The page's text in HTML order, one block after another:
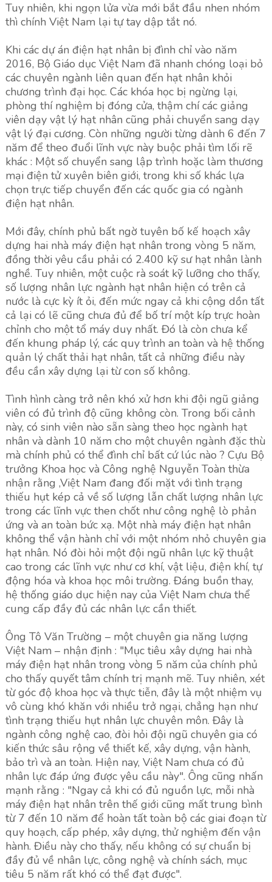
Tuy nhiên, khi ngọn lửa vừa mới bắt đầu nhen nhóm
thì chính Việt Nam lại tự tay dập tắt nó.
Khi các dự án điện hạt nhân bị đình chỉ vào năm
2016, Bộ Giáo dục Việt Nam đã nhanh chóng loại bỏ
các chuyên ngành liên quan đến hạt nhân khỏi
chương trình đại học. Các khóa học bị ngừng lại,
phòng thí nghiệm bị đóng cửa, thậm chí các giảng
viên dạy vật lý hạt nhân cũng phải chuyển sang dạy
vật lý đại cương. Còn những người từng dành 6 đến 7
năm để theo đuổi lĩnh vực này buộc phải tìm lối rẽ
khác : Một số chuyển sang lập trình hoặc làm thương
mại điện tử xuyên biên giới, trong khi số khác lựa
chọn trực tiếp chuyển đến các quốc gia có ngành
điện hạt nhân.
Mới đây, chính phủ bất ngờ tuyên bố kế hoạch xây
dựng hai nhà máy điện hạt nhân trong vòng 5 năm,
đồng thời yêu cầu phải có 2.400 kỹ sư hạt nhân lành
nghề. Tuy nhiên, một cuộc rà soát kỹ lưỡng cho thấy,
số lượng nhân lực ngành hạt nhân hiện có trên cả
nước là cực kỳ ít ỏi, đến mức ngay cả khi cộng dồn tất
cả lại có lẽ cũng chưa đủ để bố trí một kíp trực hoàn
chỉnh cho một tổ máy duy nhất. Đó là còn chưa kể
đến khung pháp lý, các quy trình an toàn và hệ thống
quản lý chất thải hạt nhân, tất cả những điều này
đều cần xây dựng lại từ con số không.
Tình hình càng trở nên khó xử hơn khi đội ngũ giảng
viên có đủ trình độ cũng không còn. Trong bối cảnh
này, có sinh viên nào sẵn sàng theo học ngành hạt
nhân và dành 10 năm cho một chuyên ngành đặc thù
mà chính phủ có thể đình chỉ bất cứ lúc nào ? Cựu Bộ
trưởng Khoa học và Công nghệ Nguyễn Toàn thừa
nhận rằng ,Việt Nam đang đối mặt với tình trạng
thiếu hụt kép cả về số lượng lẫn chất lượng nhân lực
trong các lĩnh vực then chốt như công nghệ lò phản
ứng và an toàn bức xạ. Một nhà máy điện hạt nhân
không thể vận hành chỉ với một nhóm nhỏ chuyên gia
hạt nhân. Nó đòi hỏi một đội ngũ nhân lực kỹ thuật
cao trong các lĩnh vực như cơ khí, vật liệu, điện khí, tự
động hóa và khoa học môi trường. Đáng buồn thay,
hệ thống giáo dục hiện nay của Việt Nam chưa thể
cung cấp đầy đủ các nhân lực cần thiết.
Ông Tô Văn Trường – một chuyên gia năng lượng
Việt Nam – nhận định : "Mục tiêu xây dựng hai nhà
máy điện hạt nhân trong vòng 5 năm của chính phủ
cho thấy quyết tâm chính trị mạnh mẽ. Tuy nhiên, xét
từ góc độ khoa học và thực tiễn, đây là một nhiệm vụ
vô cùng khó khăn với nhiều trở ngại, chẳng hạn như
tình trạng thiếu hụt nhân lực chuyên môn. Đây là
ngành công nghệ cao, đòi hỏi đội ngũ chuyên gia có
kiến ​​thức sâu rộng về thiết kế, xây dựng, vận hành,
bảo trì và an toàn. Hiện nay, Việt Nam chưa có đủ
nhân lực đáp ứng được yêu cầu này". Ông cũng nhấn
mạnh rằng : "Ngay cả khi có đủ nguồn lực, mỗi nhà
máy điện hạt nhân trên thế giới cũng mất trung bình
từ 7 đến 10 năm để hoàn tất toàn bộ các giai đoạn từ
quy hoạch, cấp phép, xây dựng, thử nghiệm đến vận
hành. Điều này cho thấy, nếu không có sự chuẩn bị
đầy đủ về nhân lực, công nghệ và chính sách, mục
tiêu 5 năm rất khó có thể đạt được".